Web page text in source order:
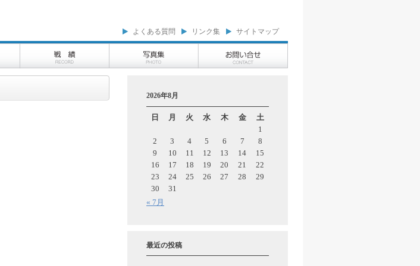
よくある質問 リンク集 サイトマップ
2026年8月
日 月 火 水 木 金 土
« 7月
1
2
3 4 5 6 7
8
9
10 11 12 13 14
15
16
17 18 19 20 21
22
23
24 25 26 27 28
29
30
31
最近の投稿